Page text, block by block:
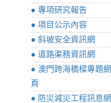
● 專項研究報告
● 項目公示內容
● 斜坡安全資訊網
● 道路渠務資訊網
● 澳門跨海橋樑專題網
頁
● 防災減災工程訊息網